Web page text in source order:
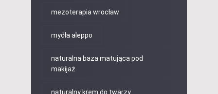
mezoterapia wrocław
mydła aleppo
naturalna baza matująca pod
makijaż
naturalny krem do twarzy